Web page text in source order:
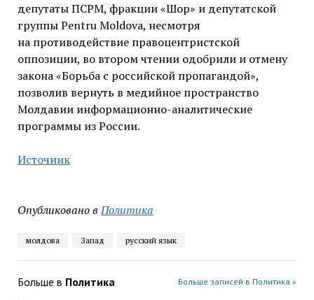
депутаты ПСРМ, фракции «Шор» и депутатской
группы Pentru Moldova, несмотря
на противодействие правоцентристской
оппозиции, во втором чтении одобрили и отмену
закона «Борьба с российской пропагандой»,
позволив вернуть в медийное пространство
Молдавии информационно-аналитические
программы из России.
Источник
Опубликовано в Политика
молдова Запад русский язык
Больше в Политика Больше записей в Политика »